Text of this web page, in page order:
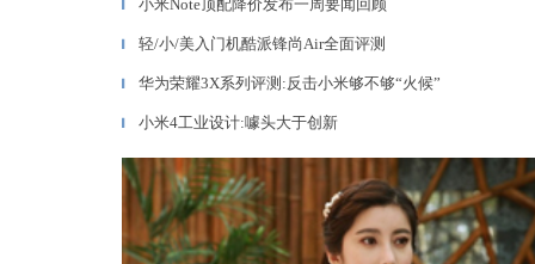
▎ 小米Note顶配降价发布一周要闻回顾
▎ 轻/小/美入门机酷派锋尚Air全面评测
▎ 华为荣耀3X系列评测:反击小米够不够“火候”
▎ 小米4工业设计:噱头大于创新